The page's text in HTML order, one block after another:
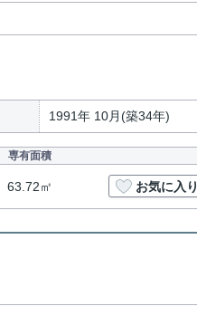
1991年 10月(築34年)
専有面積
63.72㎡ お気に入り